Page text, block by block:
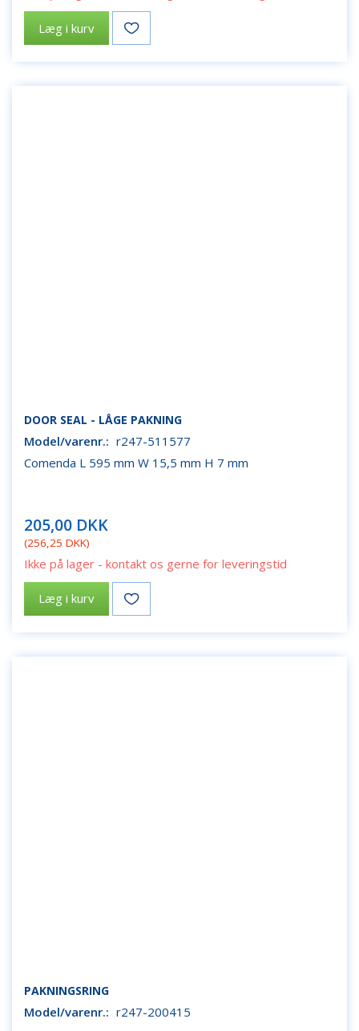
Læg i kurv
DOOR SEAL - LÅGE PAKNING
Model/varenr.: r247-511577
Comenda L 595 mm W 15,5 mm H 7 mm
205,00 DKK
(256,25 DKK)
Ikke på lager - kontakt os gerne for leveringstid
Læg i kurv
PAKNINGSRING
Model/varenr.: r247-200415